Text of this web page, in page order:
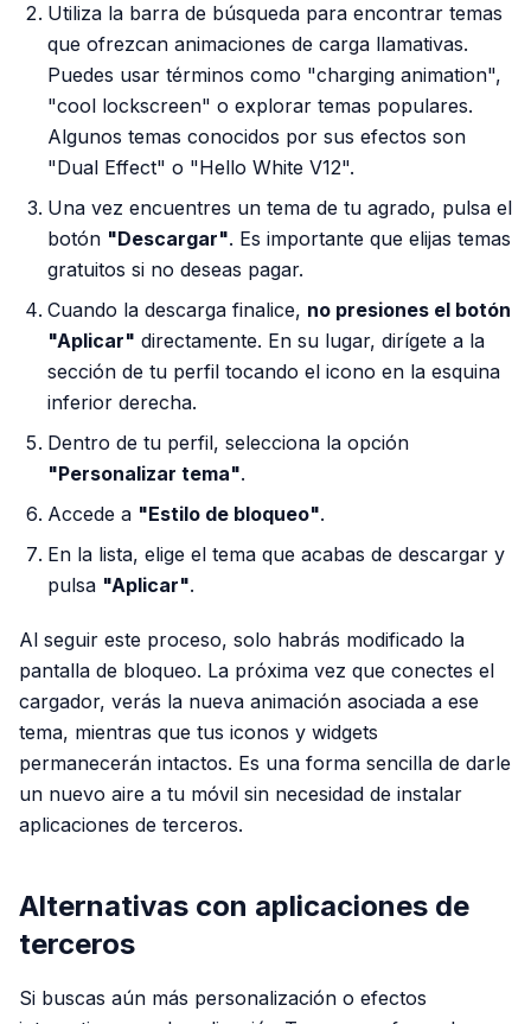
Utiliza la barra de búsqueda para encontrar temas
que ofrezcan animaciones de carga llamativas.
Puedes usar términos como "charging animation",
"cool lockscreen" o explorar temas populares.
Algunos temas conocidos por sus efectos son
"Dual Effect" o "Hello White V12".
Una vez encuentres un tema de tu agrado, pulsa el
botón "Descargar". Es importante que elijas temas
gratuitos si no deseas pagar.
Cuando la descarga finalice, no presiones el botón
"Aplicar" directamente. En su lugar, dirígete a la
sección de tu perfil tocando el icono en la esquina
inferior derecha.
Dentro de tu perfil, selecciona la opción
"Personalizar tema".
Accede a "Estilo de bloqueo".
En la lista, elige el tema que acabas de descargar y
pulsa "Aplicar".
Al seguir este proceso, solo habrás modificado la
pantalla de bloqueo. La próxima vez que conectes el
cargador, verás la nueva animación asociada a ese
tema, mientras que tus iconos y widgets
permanecerán intactos. Es una forma sencilla de darle
un nuevo aire a tu móvil sin necesidad de instalar
aplicaciones de terceros.
Alternativas con aplicaciones de
terceros
Si buscas aún más personalización o efectos